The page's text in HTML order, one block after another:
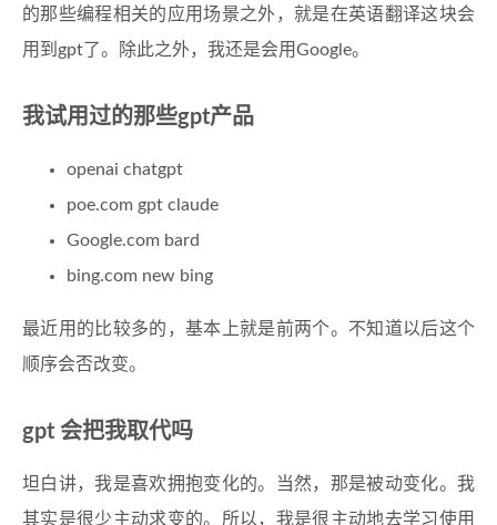
的那些编程相关的应用场景之外，就是在英语翻译这块会
用到gpt了。除此之外，我还是会用Google。
我试用过的那些gpt产品
openai chatgpt
poe.com gpt claude
Google.com bard
bing.com new bing
最近用的比较多的，基本上就是前两个。不知道以后这个
顺序会否改变。
gpt 会把我取代吗
坦白讲，我是喜欢拥抱变化的。当然，那是被动变化。我
其实是很少主动求变的。所以，我是很主动地去学习使用